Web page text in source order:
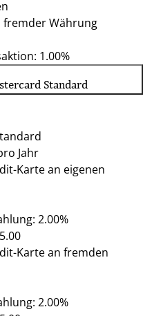
fremder Währung
1.00%
Standard
Jahr
Karte an eigenen
2.00%
Karte an fremden
2.00%